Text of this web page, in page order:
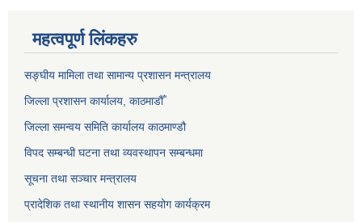
महत्वपूर्ण लिंकहरु
सङ्‍घीय मामिला तथा सामान्य प्रशासन मन्त्रालय
जिल्ला प्रशासन कार्यालय, काठमाडौँ
जिल्ला समन्वय समिति कार्यालय काठमाण्ड‌ौ
विपद सम्बन्धी घटना तथा व्यवस्थापन सम्बन्धमा
सूचना तथा सञ्चार मन्त्रालय
प्रादेशिक तथा स्थानीय शासन सहयोग कार्यक्रम